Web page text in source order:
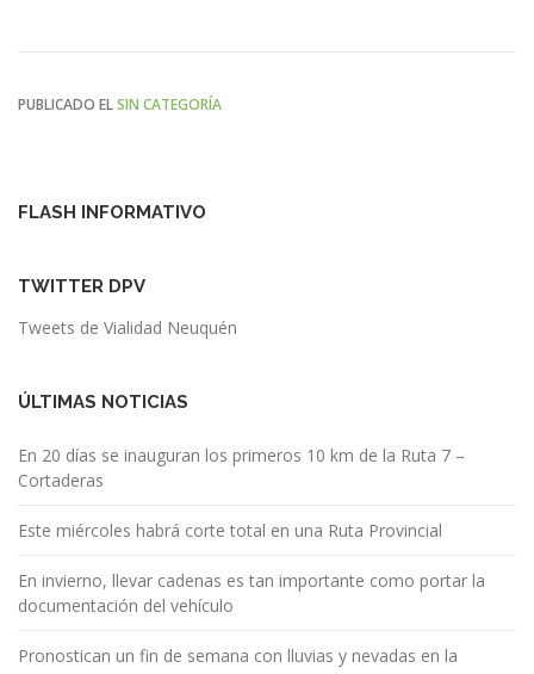
PUBLICADO ELSIN CATEGORÍA
FLASH INFORMATIVO
TWITTER DPV
Tweets de Vialidad Neuquén
ÚLTIMAS NOTICIAS
En 20 días se inauguran los primeros 10 km de la Ruta 7 –
Cortaderas
Este miércoles habrá corte total en una Ruta Provincial
En invierno, llevar cadenas es tan importante como portar la
documentación del vehículo
Pronostican un fin de semana con lluvias y nevadas en la